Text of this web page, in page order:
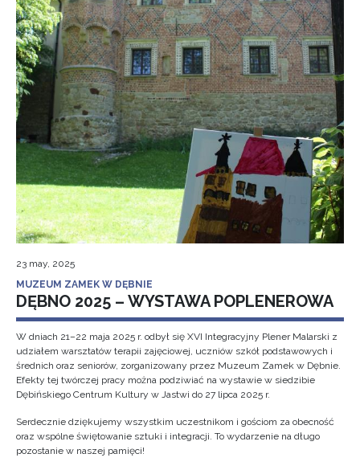
23 may, 2025
MUZEUM ZAMEK W DĘBNIE
DĘBNO 2025 – WYSTAWA POPLENEROWA
W dniach 21–22 maja 2025 r. odbył się XVI Integracyjny Plener Malarski z
udziałem warsztatów terapii zajęciowej, uczniów szkół podstawowych i
średnich oraz seniorów, zorganizowany przez Muzeum Zamek w Dębnie.
Efekty tej twórczej pracy można podziwiać na wystawie w siedzibie
Dębińskiego Centrum Kultury w Jastwi do 27 lipca 2025 r.
Serdecznie dziękujemy wszystkim uczestnikom i gościom za obecność
oraz wspólne świętowanie sztuki i integracji. To wydarzenie na długo
pozostanie w naszej pamięci!